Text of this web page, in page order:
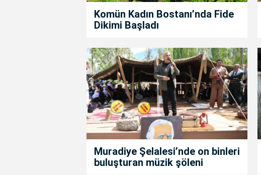
Komün Kadın Bostanı’nda Fide
Dikimi Başladı
Muradiye Şelalesi’nde on binleri
buluşturan müzik şöleni